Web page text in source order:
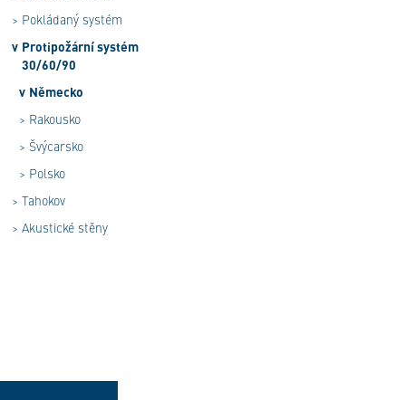
> Pokládaný systém
v Protipožární systém
30/60/90
v Německo
> Rakousko
> Švýcarsko
> Polsko
> Tahokov
> Akustické stěny